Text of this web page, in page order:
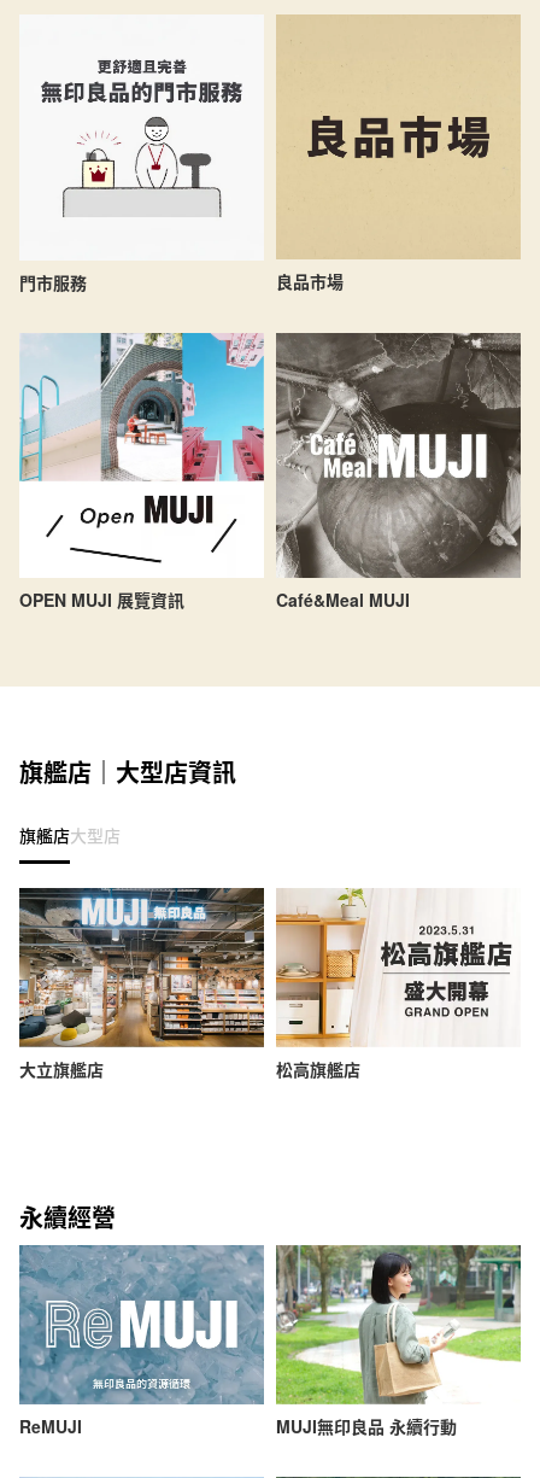
門市服務 良品市場
OPEN MUJI 展覽資訊 Café&Meal MUJI
旗艦店｜大型店資訊
旗艦店大型店
大立旗艦店 松高旗艦店
永續經營
ReMUJI MUJI無印良品 永續行動